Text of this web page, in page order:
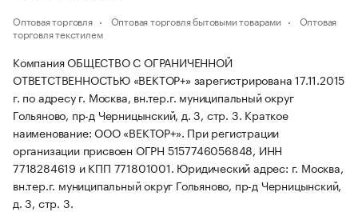
Оптовая торговля Оптовая торговля бытовыми товарами
Оптовая
торговля текстилем
Компания ОБЩЕСТВО С ОГРАНИЧЕННОЙ
ОТВЕТСТВЕННОСТЬЮ «ВЕКТОР+» зарегистрирована 17.11.2015
г. по адресу г. Москва, вн.тер.г. муниципальный округ
Гольяново, пр-д Черницынский, д. 3, стр. 3. Краткое
наименование: ООО «ВЕКТОР+». При регистрации
организации присвоен ОГРН 5157746056848, ИНН
7718284619 и КПП 771801001. Юридический адрес: г. Москва,
вн.тер.г. муниципальный округ Гольяново, пр-д Черницынский,
д. 3, стр. 3.